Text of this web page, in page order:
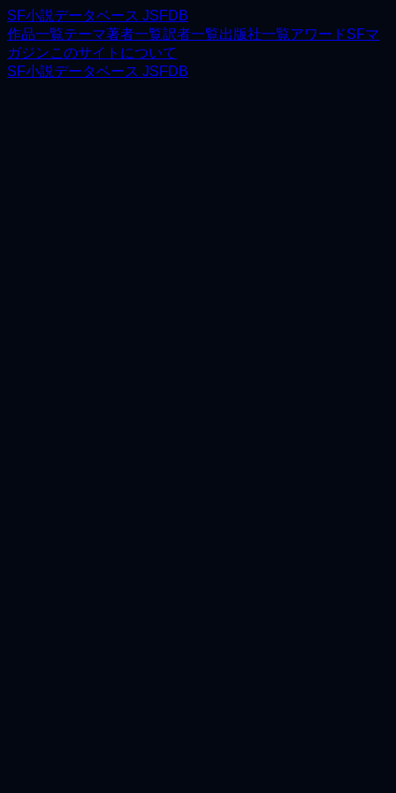
SF小説データベース JSFDB
作品一覧テーマ著者一覧訳者一覧出版社一覧アワードSFマ
ガジンこのサイトについて
SF小説データベース JSFDB